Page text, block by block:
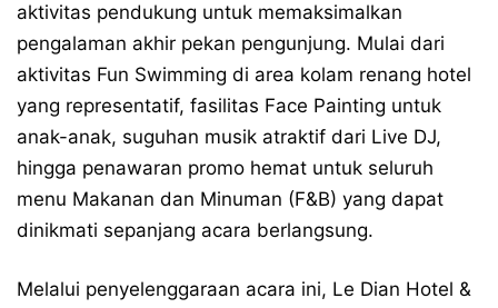
aktivitas pendukung untuk memaksimalkan
pengalaman akhir pekan pengunjung. Mulai dari
aktivitas Fun Swimming di area kolam renang hotel
yang representatif, fasilitas Face Painting untuk
anak-anak, suguhan musik atraktif dari Live DJ,
hingga penawaran promo hemat untuk seluruh
menu Makanan dan Minuman (F&B) yang dapat
dinikmati sepanjang acara berlangsung.
Melalui penyelenggaraan acara ini, Le Dian Hotel &